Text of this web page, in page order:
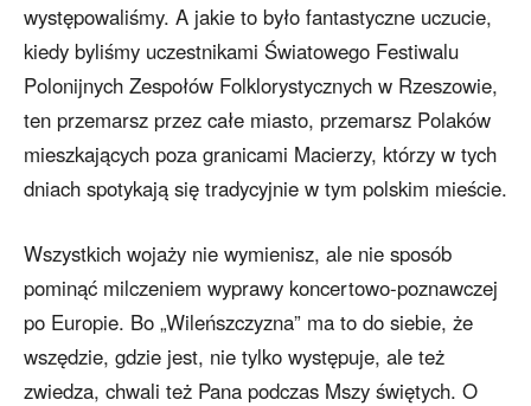
występowaliśmy. A jakie to było fantastyczne uczucie,
kiedy byliśmy uczestnikami Światowego Festiwalu
Polonijnych Zespołów Folklorystycznych w Rzeszowie,
ten przemarsz przez całe miasto, przemarsz Polaków
mieszkających poza granicami Macierzy, którzy w tych
dniach spotykają się tradycyjnie w tym polskim mieście.
Wszystkich wojaży nie wymienisz, ale nie sposób
pominąć milczeniem wyprawy koncertowo-poznawczej
po Europie. Bo „Wileńszczyzna” ma to do siebie, że
wszędzie, gdzie jest, nie tylko występuje, ale też
zwiedza, chwali też Pana podczas Mszy świętych. O